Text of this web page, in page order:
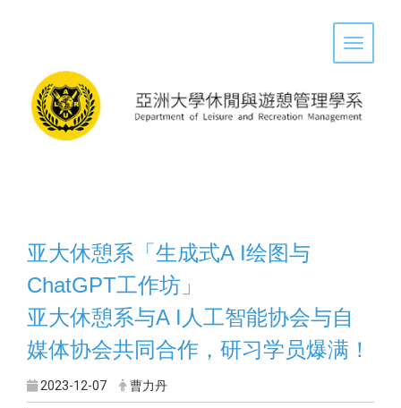
Toggle
亚大休憩系「生成式A I绘图与
ChatGPT工作坊」
亚大休憩系与A I 人工智能协会与自
媒体协会共同合作，研习学员爆满！
2023-12-07 曹力丹